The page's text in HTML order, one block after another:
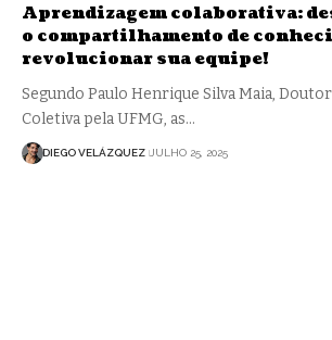
Aprendizagem colaborativa:
o compartilhamento de
revolucionar sua equipe!
Segundo Paulo Henrique Silva Maia,
Coletiva pela UFMG, as…
DIEGO VELÁZQUEZ JULHO 25, 2025